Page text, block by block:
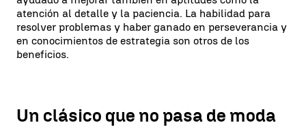
atención al detalle y la paciencia. La habilidad para
resolver problemas y haber ganado en perseverancia y
en conocimientos de estrategia son otros de los
beneficios.
Un clásico que no pasa de moda